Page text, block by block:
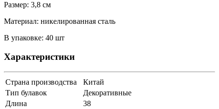
Размер: 3,8 см
Материал: никелированная сталь
В упаковке: 40 шт
Характеристики
Страна производства
Китай
Тип булавок
Декоративные
Длина
38